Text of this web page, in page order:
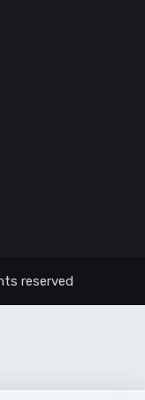
reserved